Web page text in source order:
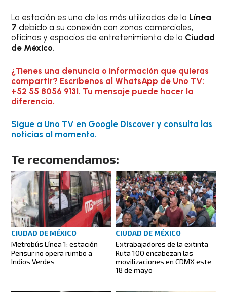
La estación es una de las más utilizadas de la Línea
7debido a su conexión con zonas comerciales,
oficinas y espacios de entretenimiento de la Ciudad
de México.
¿Tienes una denuncia o información que quieras
compartir? Escríbenos al WhatsApp de Uno TV:
+52 55 8056 9131. Tu mensaje puede hacer la
diferencia.
Sigue a Uno TV en Google Discover y consulta las
noticias al momento.
Te recomendamos:
CIUDAD DE MÉXICO
Metrobús Línea 1: estación
Perisur no opera rumbo a
Indios Verdes
CIUDAD DE MÉXICO
Extrabajadores de la extinta
Ruta 100 encabezan las
movilizaciones en CDMX este
18 de mayo